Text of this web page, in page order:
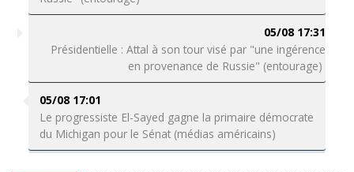
05/08 17:31
Présidentielle : Attal à son tour visé par "une ingérence
en provenance de Russie" (entourage)
05/08 17:01
Le progressiste El-Sayed gagne la primaire démocrate
du Michigan pour le Sénat (médias américains)